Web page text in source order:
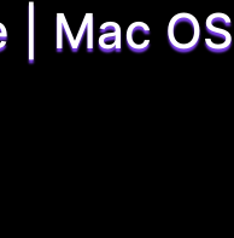
| Mac OS